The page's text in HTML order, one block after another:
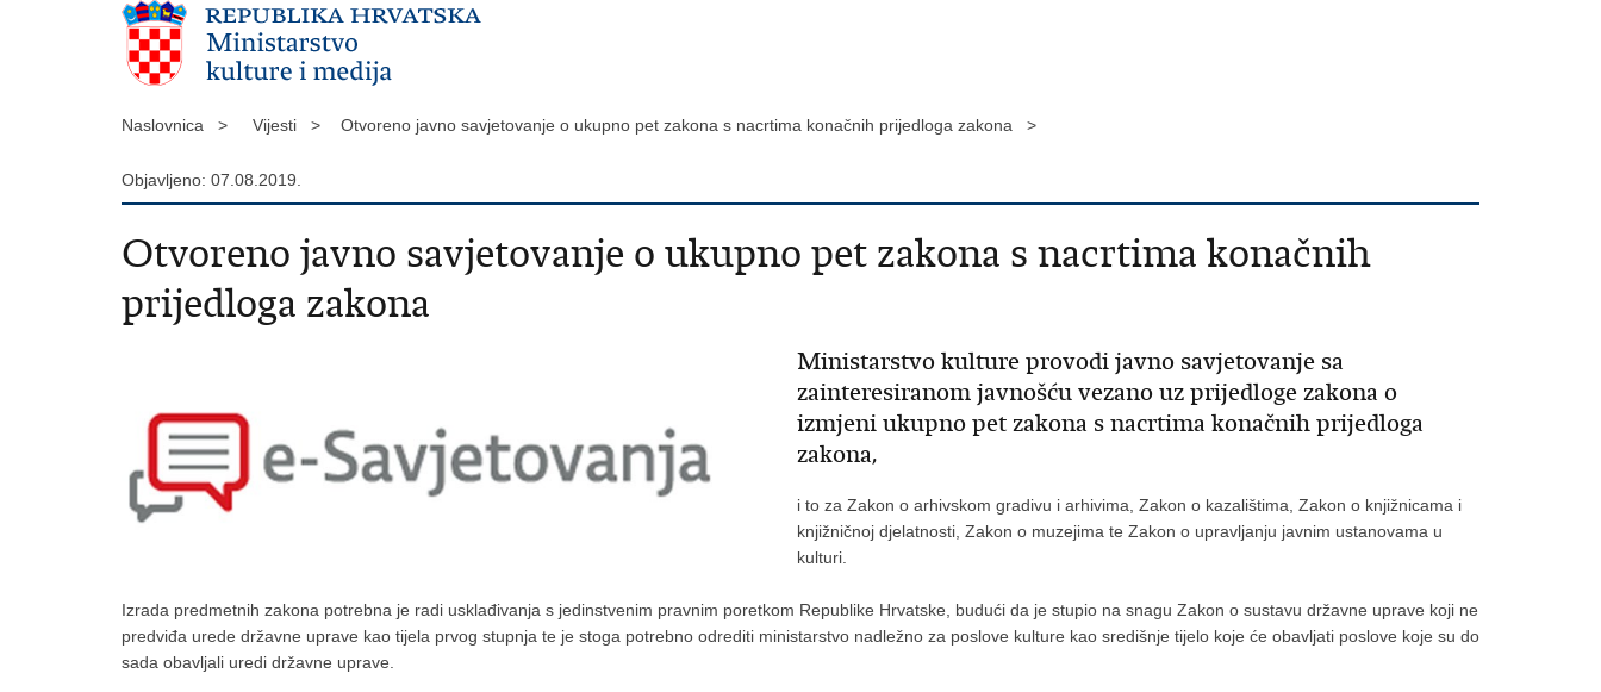
Naslovnica > Vijesti > Otvoreno javno savjetovanje o ukupno pet zakona s nacrtima konačnih prijedloga zakona >
Objavljeno: 07.08.2019.
Otvoreno javno savjetovanje o ukupno pet zakona s nacrtima konačnih
prijedloga zakona
Ministarstvo kulture provodi javno savjetovanje sa
zainteresiranom javnošću vezano uz prijedloge zakona o
izmjeni ukupno pet zakona s nacrtima konačnih prijedloga
zakona,
i to za Zakon o arhivskom gradivu i arhivima, Zakon o kazalištima, Zakon o knjižnicama i
knjižničnoj djelatnosti, Zakon o muzejima te Zakon o upravljanju javnim ustanovama u
kulturi.
Izrada predmetnih zakona potrebna je radi usklađivanja s jedinstvenim pravnim poretkom Republike Hrvatske, budući da je stupio na snagu Zakon o sustavu državne uprave koji ne
predviđa urede državne uprave kao tijela prvog stupnja te je stoga potrebno odrediti ministarstvo nadležno za poslove kulture kao središnje tijelo koje će obavljati poslove koje su do
sada obavljali uredi državne uprave.